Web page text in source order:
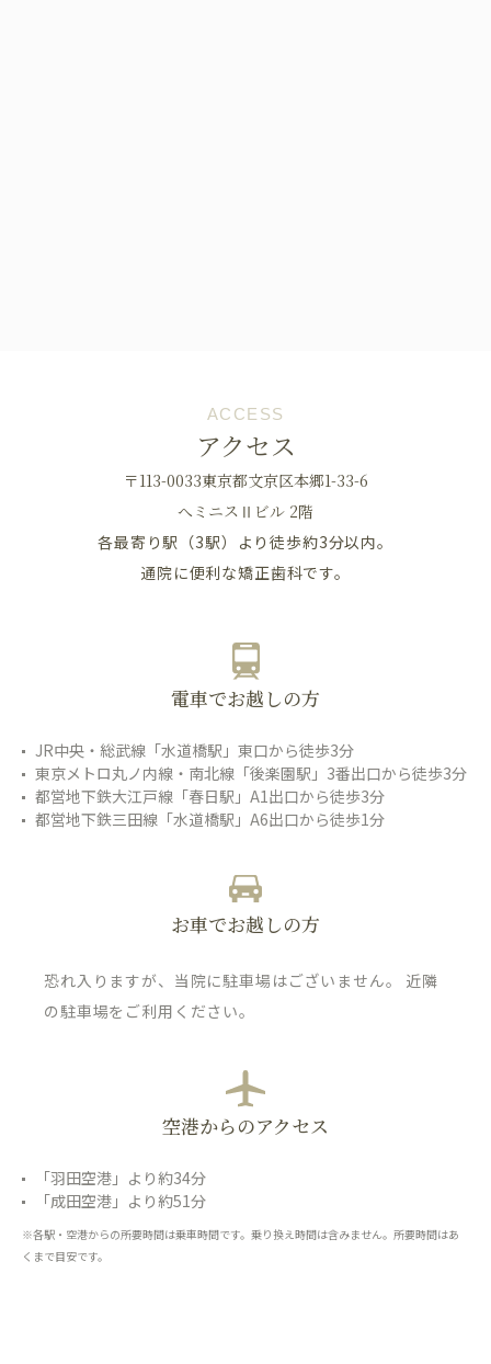
ACCESS
アクセス
〒113-0033東京都文京区本郷1-33-6
へミニスⅡビル 2階
各最寄り駅（3駅）より徒歩約3分以内。
通院に便利な矯正歯科です。
電車でお越しの方
JR中央・総武線「水道橋駅」東口から徒歩3分
東京メトロ丸ノ内線・南北線「後楽園駅」3番出口から徒歩3分
都営地下鉄大江戸線「春日駅」A1出口から徒歩3分
都営地下鉄三田線「水道橋駅」A6出口から徒歩1分
お車でお越しの方
恐れ入りますが、当院に駐車場はございません。 近隣
の駐車場をご利用ください。
空港からのアクセス
「羽田空港」より約34分
「成田空港」より約51分
※各駅・空港からの所要時間は乗車時間です。乗り換え時間は含みません。所要時間はあ
くまで目安です。